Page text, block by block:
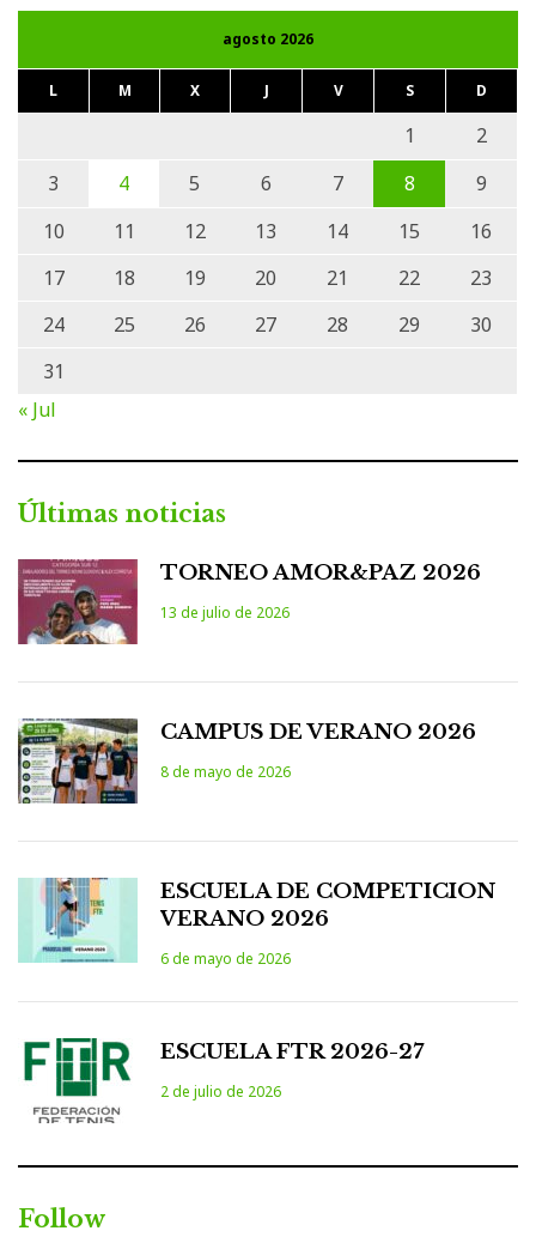
agosto 2026
L M X J V S D
1
2
3
4 5 6 7 8
9
10
11 12 13 14 15
16
17
18 19 20 21 22
23
24
25 26 27 28 29
30
31
« Jul
Últimas noticias
TORNEO AMOR&PAZ 2026
13 de julio de 2026
CAMPUS DE VERANO 2026
8 de mayo de 2026
ESCUELA DE COMPETICION
VERANO 2026
6 de mayo de 2026
ESCUELA FTR 2026-27
2 de julio de 2026
Follow